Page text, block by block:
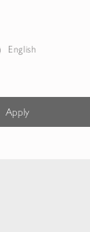
English
Apply